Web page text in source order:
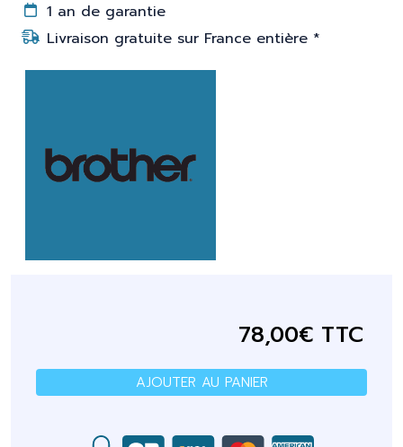
1 an de garantie
Livraison gratuite sur France entière *
78,00€ TTC
AJOUTER AU PANIER